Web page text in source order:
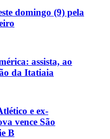
domingo (9) pela
assista, ao
da Itatiaia
e ex-
vence São
B